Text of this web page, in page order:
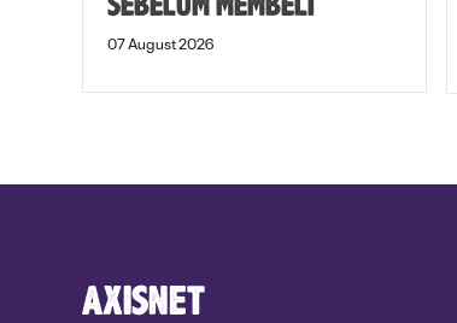
SEBELUM MEMBELI
07 August 2026
AXISNET